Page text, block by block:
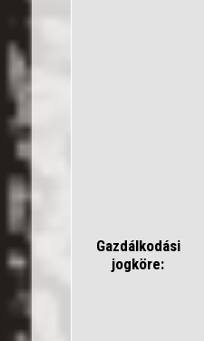
Gazdálkodási
jogköre: